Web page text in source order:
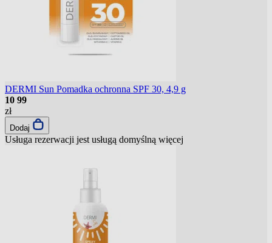
DERMI Sun Pomadka ochronna SPF 30, 4,9 g
10 99
zł
Dodaj
Usługa rezerwacji jest usługą domyślną więcej